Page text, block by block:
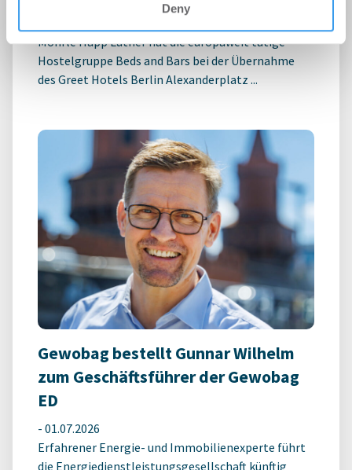
Deny
Möhrle Happ Luther hat die europaweit tätige
Hostelgruppe Beds and Bars bei der Übernahme
des Greet Hotels Berlin Alexanderplatz ...
Gewobag bestellt Gunnar Wilhelm
zum Geschäftsführer der Gewobag
ED
- 01.07.2026
Erfahrener Energie- und Immobilienexperte führt
die Energiedienstleistungsgesellschaft künftig